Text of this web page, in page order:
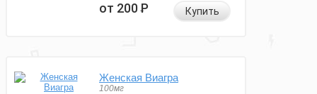
от 200Р Купить
Женская Виагра
100мг